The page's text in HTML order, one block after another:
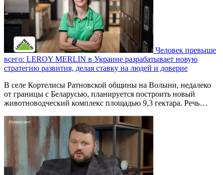
Человек превыше
всего: LEROY MERLIN в Украине разрабатывает новую
стратегию развития, делая ставку на людей и доверие
В селе Кортелисы Ратновской общины на Волыни, недалеко
от границы с Беларусью, планируется построить новый
животноводческий комплекс площадью 9,3 гектара. Речь…